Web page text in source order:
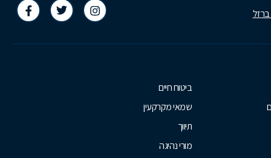
ביטוח חיים
שמאי מקרקעין
תיווך
מורי נהיגה